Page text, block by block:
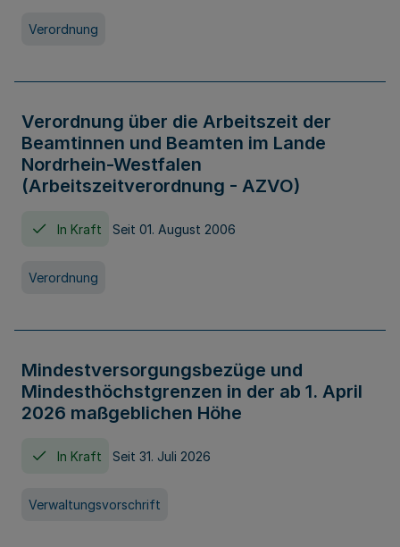
Verordnung
Verordnung über die Arbeitszeit der
Beamtinnen und Beamten im Lande
Nordrhein-Westfalen
(Arbeitszeitverordnung - AZVO)
In Kraft Seit 01. August 2006
Verordnung
Mindestversorgungsbezüge und
Mindesthöchstgrenzen in der ab 1. April
2026 maßgeblichen Höhe
In Kraft Seit 31. Juli 2026
Verwaltungsvorschrift